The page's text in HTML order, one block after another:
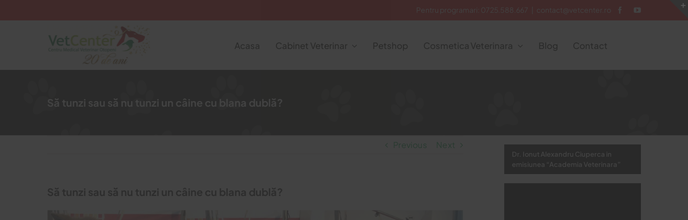
to
Pentru programari: 0725.588.667 contact@vetcenter.ro
Acasa Cabinet Veterinar Petshop Cosmetica Veterinara Blog Contact
Să tunzi sau să nu tunzi un câine cu blana dublă?
Previous Next
Dr. Ionut Alexandru Ciuperca in
emisiunea “Academia Veterinara”